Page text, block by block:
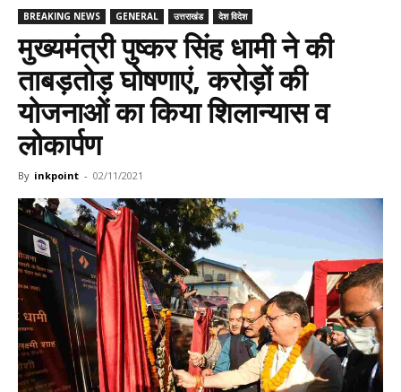
BREAKING NEWS GENERAL उत्तराखंड देश विदेश
मुख्यमंत्री पुष्कर सिंह धामी ने की
ताबड़तोड़ घोषणाएं, करोड़ों की
योजनाओं का किया शिलान्यास व
लोकार्पण
By inkpoint - 02/11/2021